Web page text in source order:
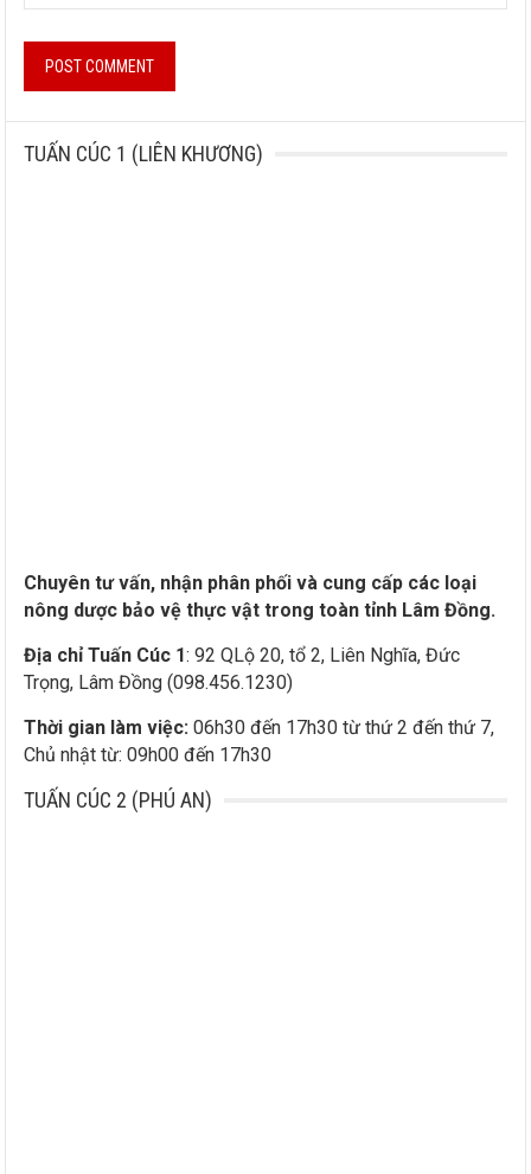
TUẤN CÚC 1 (LIÊN KHƯƠNG)
Chuyên tư vấn, nhận phân phối và cung cấp các loại
nông dược bảo vệ thực vật trong toàn tỉnh Lâm Đồng.
Địa chỉ Tuấn Cúc 1: 92 QLộ 20, tổ 2, Liên Nghĩa, Đức
Trọng, Lâm Đồng (098.456.1230)
Thời gian làm việc: 06h30 đến 17h30 từ thứ 2 đến thứ 7,
Chủ nhật từ: 09h00 đến 17h30
TUẤN CÚC 2 (PHÚ AN)